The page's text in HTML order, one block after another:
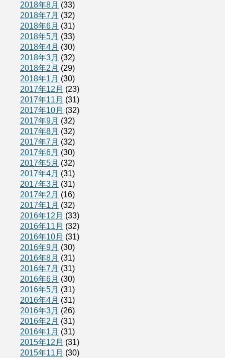
2018年8月 (33)
2018年7月 (32)
2018年6月 (31)
2018年5月 (33)
2018年4月 (30)
2018年3月 (32)
2018年2月 (29)
2018年1月 (30)
2017年12月 (23)
2017年11月 (31)
2017年10月 (32)
2017年9月 (32)
2017年8月 (32)
2017年7月 (32)
2017年6月 (30)
2017年5月 (32)
2017年4月 (31)
2017年3月 (31)
2017年2月 (16)
2017年1月 (32)
2016年12月 (33)
2016年11月 (32)
2016年10月 (31)
2016年9月 (30)
2016年8月 (31)
2016年7月 (31)
2016年6月 (30)
2016年5月 (31)
2016年4月 (31)
2016年3月 (26)
2016年2月 (31)
2016年1月 (31)
2015年12月 (31)
2015年11月 (30)